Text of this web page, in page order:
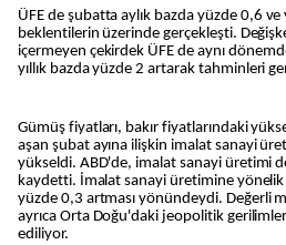
ÜFE de şubatta aylık bazda yüzde 0,6 ve
beklentilerin üzerinde gerçekleşti.
içermeyen çekirdek ÜFE de aynı
yıllık bazda yüzde 2 artarak tahminleri
Gümüş fiyatları, bakır fiyatlarındaki
aşan şubat ayına ilişkin imalat sanayi
yükseldi. ABD'de, imalat sanayi üretimi
kaydetti. İmalat sanayi üretimine
yüzde 0,3 artması yönündeydi. Değerli
ayrıca Orta Doğu'daki jeopolitik
ediliyor.